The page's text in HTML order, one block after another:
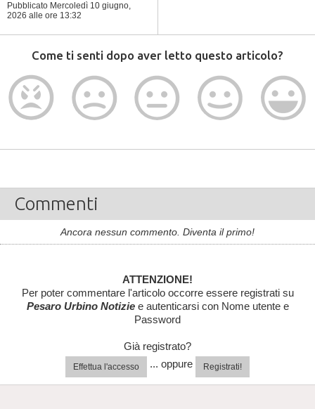
Pubblicato Mercoledì 10 giugno,
2026 alle ore 13:32
Come ti senti dopo aver letto questo articolo?
Commenti
Ancora nessun commento. Diventa il primo!
ATTENZIONE!
Per poter commentare l'articolo occorre essere registrati su
Pesaro Urbino Notiziee autenticarsi con Nome utente e
Password
Già registrato?
Effettua l'accesso ... oppure Registrati!